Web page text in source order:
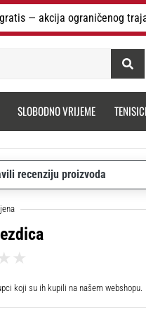
— akcija ograničenog
SLOBODNO VRIJEME
recenziju proizvoda
koji su ih kupili na našem webshopu.